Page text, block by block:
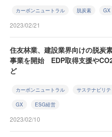
カーボンニュートラル 脱炭素 GX
2023/02/21
住友林業、建設業界向けの脱炭
事業を開始 EDP取得支援や
ど
カーボンニュートラル サステナビリテ
GX ESG経営
2023/02/10